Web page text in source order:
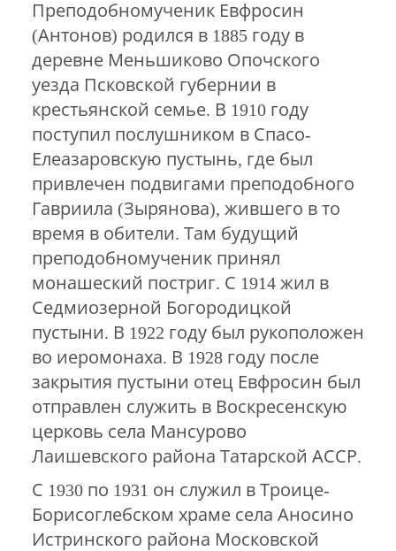
Преподобномученик Евфросин
(Антонов) родился в 1885 году в
деревне Меньшиково Опочского
уезда Псковской губернии в
крестьянской семье. В 1910 году
поступил послушником в Спасо-
Елеазаровскую пустынь, где был
привлечен подвигами преподобного
Гавриила (Зырянова), жившего в то
время в обители. Там будущий
преподобномученик принял
монашеский постриг. С 1914 жил в
Седмиозерной Богородицкой
пустыни. В 1922 году был рукоположен
во иеромонаха. В 1928 году после
закрытия пустыни отец Евфросин был
отправлен служить в Воскресенскую
церковь села Мансурово
Лаишевского района Татарской АССР.
С 1930 по 1931 он служил в Троице-
Борисоглебском храме села Аносино
Истринского района Московской